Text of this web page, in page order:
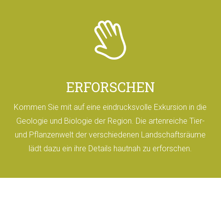
ERFORSCHEN
Kommen Sie mit auf eine eindrucksvolle Exkursion in die
Geologie und Biologie der Region. Die artenreiche Tier-
und Pflanzenwelt der verschiedenen Landschaftsräume
lädt dazu ein ihre Details hautnah zu erforschen.